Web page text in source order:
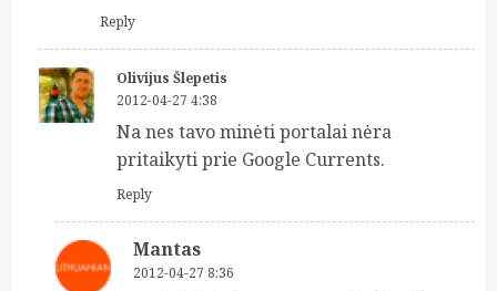
Reply
Olivijus Šlepetis
2012-04-27 4:38
Na nes tavo minėti portalai nėra
pritaikyti prie Google Currents.
Reply
Mantas
2012-04-27 8:36